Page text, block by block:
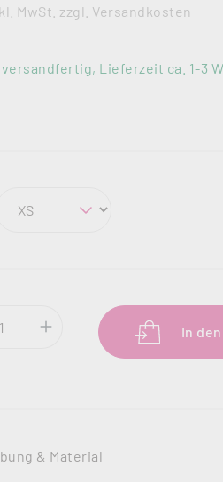
MwSt. zzgl. Versandkosten
Lieferzeit ca. 1-3
Anzahl: Gib denIn
& Material